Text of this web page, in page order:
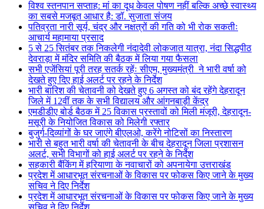
विश्व स्तनपान सप्ताह: मां का दूध केवल पोषण नहीं बल्कि अच्छे स्वास्थ्य
का सबसे मजबूत आधार है: डॉ. सुजाता संजय
पतिव्रता नारी सूर्य, चंद्र और नक्षत्रों की गति को भी रोक सकतीः
आचार्य महामाया प्रसाद
5 से 25 सितंबर तक निकलेगी नंदादेवी लोकजात यात्रा, नंदा सिद्धपीठ
देवराड़ा में मंदिर समिति की बैठक में लिया गया फैसला
सभी एजेंसियां पूरी तरह सतर्क रहेंः सीएम, मुख्यमंत्री ने भारी वर्षा को
देखते हुए दिए हाई अलर्ट पर रहने के निर्देश
भारी बारिश की चेतावनी को देखते हुए 6 अगस्त को बंद रहेंगे देहरादून
जिले में 12वीं तक के सभी विद्यालय और आंगनबाड़ी केंद्र
एमडीडीए बोर्ड बैठक में 25 विकास प्रस्तावों को मिली मंजूरी, देहरादून-
मसूरी के नियोजित विकास को मिलेगी रफ्तार
बुजुर्ग-दिव्यांगों के घर जाएंगे बीएलओ, करेंगे नोटिसों का निस्तारण
भारी से बहुत भारी वर्षा की चेतावनी के बीच देहरादून जिला प्रशासन
अलर्ट, सभी विभागों को हाई अलर्ट पर रहने के निर्देश
सहकारी बैंकिंग में हरियाणा के नवाचारों को अपनायेगा उत्तराखंड
प्रदेश में आधारभूत संरचनाओं के विकास पर फोकस किए जाने के मुख्य
सचिव ने दिए निर्देश
प्रदेश में आधारभूत संरचनाओं के विकास पर फोकस किए जाने के मुख्य